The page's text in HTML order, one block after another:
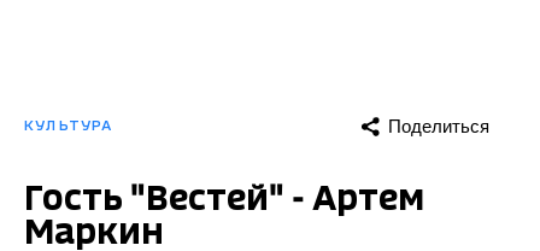
КУЛЬТУРА Поделиться
Гость "Вестей" - Артем
Маркин